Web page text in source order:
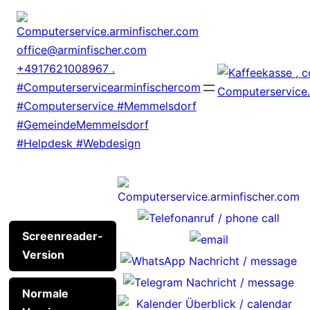
Zum
Inhalt
springen
Screenreader-
Version
Normale